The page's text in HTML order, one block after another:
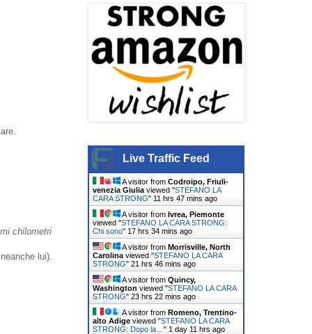
chilometri
lui).
Live Traffic Feed
A visitor from Codroipo, Friuli-
venezia Giulia viewed "STEFANO LA
CARA STRONG" 11 hrs 47 mins ago
A visitor from Ivrea, Piemonte
viewed "STEFANO LA CARA STRONG:
Chi sono" 17 hrs 34 mins ago
A visitor from Morrisville, North
Carolina viewed "STEFANO LA CARA
STRONG" 21 hrs 46 mins ago
A visitor from Quincy,
Washington viewed "STEFANO LA CARA
STRONG" 23 hrs 22 mins ago
A visitor from Romeno, Trentino-
alto Adige viewed "STEFANO LA CARA
STRONG: Dopo la… " 1 day 11 hrs ago